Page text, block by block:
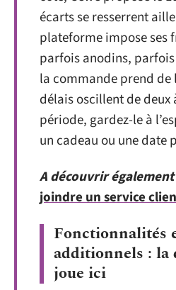
écarts se resserrent
plateforme impose ses
parfois anodins,
la commande prend de
délais oscillent de deux
période, gardez-le à
un cadeau ou une date
A découvrir
joindre un service
Fonctionnalités
additionnels : la
joue ici